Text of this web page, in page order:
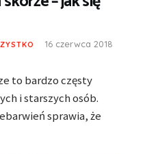
16 czerwca 2018
to bardzo częsty
i starszych osób.
sprawia, że